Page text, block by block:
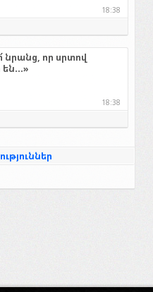
18:38
նրանց, որ սրտով
են...»
18:38